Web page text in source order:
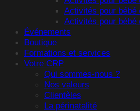
Activités pour bébé
Activités pour bébé
Événements
Boutique
Formations et services
Votre CRP
Qui sommes-nous ?
Nos valeurs
Clientèles
La périnatalité